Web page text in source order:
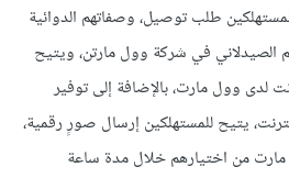
طلب توصيل، وصفاتهم الدوائية
الصيدلاني في شركة وول مارتن، ويتيح
لدى وول مارت، بالإضافة إلى توفير
يتيح للمستهلكين إرسال صورٍ رقمية،
من اختيارهم خلال مدة ساعة